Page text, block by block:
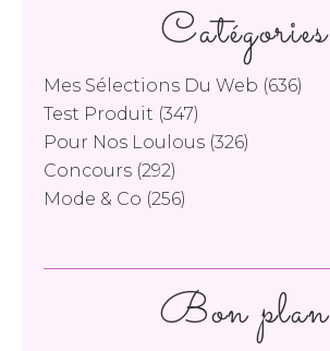
Catégories
Mes Sélections Du Web (636)
Test Produit (347)
Pour Nos Loulous (326)
Concours (292)
Mode & Co (256)
Bon plan